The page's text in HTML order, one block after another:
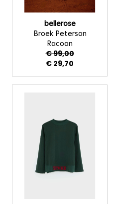
bellerose
Broek Peterson
Racoon
€ 99,00
€ 29,70